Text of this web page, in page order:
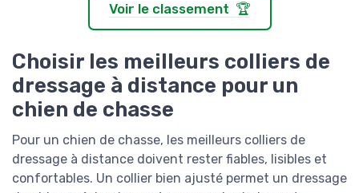
Voir le classement 🏆
Choisir les meilleurs colliers de
dressage à distance pour un
chien de chasse
Pour un chien de chasse, les meilleurs colliers de
dressage à distance doivent rester fiables, lisibles et
confortables. Un collier bien ajusté permet un dressage